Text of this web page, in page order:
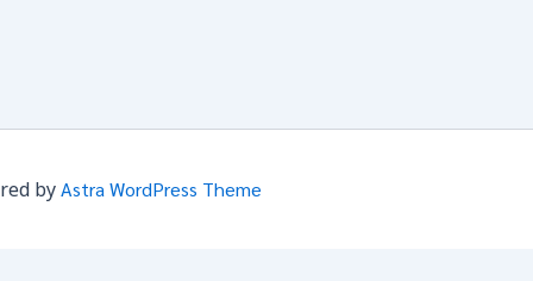
byAstra WordPress Theme